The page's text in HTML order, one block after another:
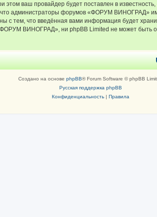
ваш провайдер будет поставлен в
администраторы форумов «ФОРУМ ВИНОГРАД»
с тем, что введённая вами информация будет
ВИНОГРАД», ни phpBB Limited не может быть
Создано на основе phpBB® Forum Software © phpBB
Русская поддержка phpBB
Конфиденциальность| Правила